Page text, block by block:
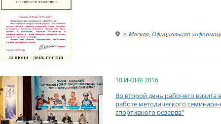
г. Москва, Официальная
10 ИЮНЯ 2016
Во второй день рабочего
работе методического
спортивного резерва"